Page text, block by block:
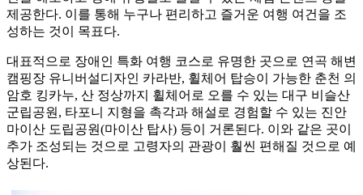
제공한다. 이를 통해 누구나 편리하고 즐거운 여행 여건을 조
성하는 것이 목표다.
대표적으로 장애인 특화 여행 코스로 유명한 곳으로 연곡 해변
캠핑장 유니버설디자인 카라반, 휠체어 탑승이 가능한 춘천 의
암호 킹카누, 산 정상까지 휠체어로 오를 수 있는 대구 비슬산
군립공원, 타포니 지형을 촉각과 해설로 경험할 수 있는 진안
마이산 도립공원(마이산 탑사) 등이 거론된다. 이와 같은 곳이
추가 조성되는 것으로 고령자의 관광이 훨씬 편해질 것으로 예
상된다.